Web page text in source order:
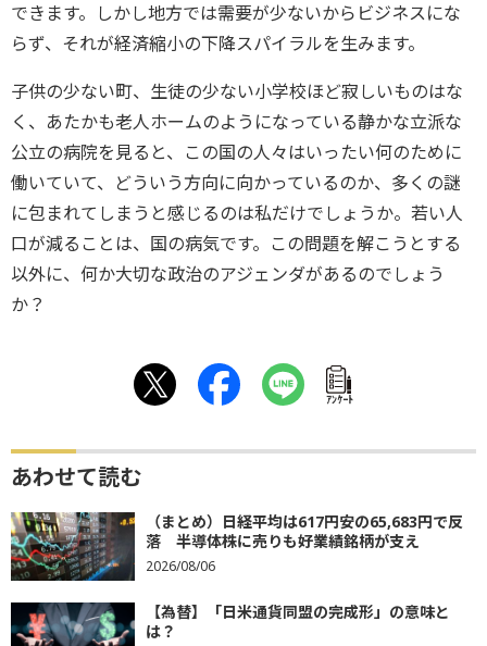
できます。しかし地方では需要が少ないからビジネスにな
らず、それが経済縮小の下降スパイラルを生みます。
子供の少ない町、生徒の少ない小学校ほど寂しいものはな
く、あたかも老人ホームのようになっている静かな立派な
公立の病院を見ると、この国の人々はいったい何のために
働いていて、どういう方向に向かっているのか、多くの謎
に包まれてしまうと感じるのは私だけでしょうか。若い人
口が減ることは、国の病気です。この問題を解こうとする
以外に、何か大切な政治のアジェンダがあるのでしょう
か？
ｱﾝｹｰﾄ
あわせて読む
（まとめ）日経平均は617円安の65,683円で反
落 半導体株に売りも好業績銘柄が支え
2026/08/06
【為替】「日米通貨同盟の完成形」の意味と
は？